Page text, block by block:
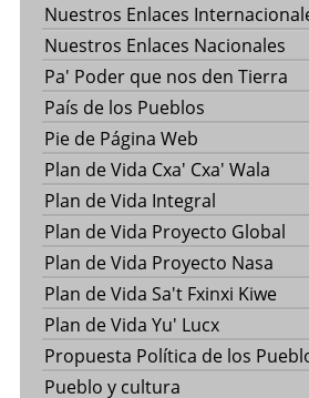
Nuestros Enlaces
Nuestros Enlaces Nacionales
Pa' Poder que nos den Tierra
País de los Pueblos
Pie de Página Web
Plan de Vida Cxa' Cxa' Wala
Plan de Vida Integral
Plan de Vida Proyecto Global
Plan de Vida Proyecto Nasa
Plan de Vida Sa't Fxinxi Kiwe
Plan de Vida Yu' Lucx
Propuesta Política de los
Pueblo y cultura